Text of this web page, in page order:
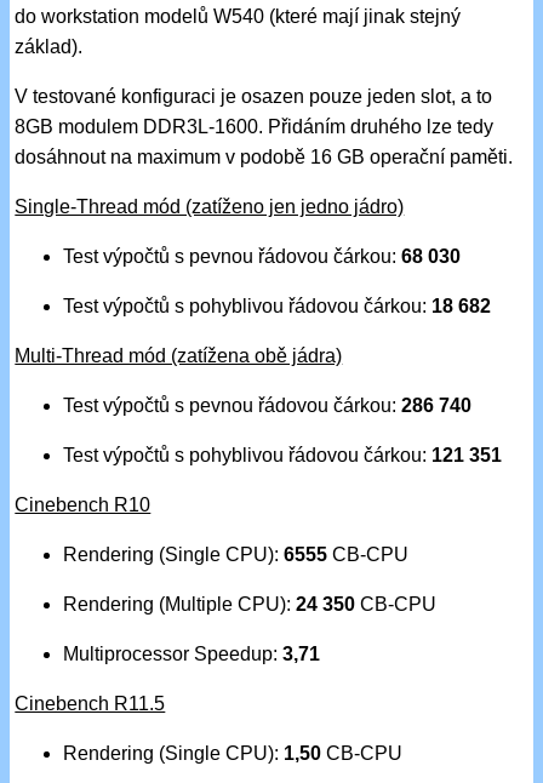
do workstation modelů W540 (které mají jinak stejný
základ).
V testované konfiguraci je osazen pouze jeden slot, a to
8GB modulem DDR3L-1600. Přidáním druhého lze tedy
dosáhnout na maximum v podobě 16 GB operační paměti.
Single-Thread mód (zatíženo jen jedno jádro)
Test výpočtů s pevnou řádovou čárkou:68 030
Test výpočtů s pohyblivou řádovou čárkou: 18 682
Multi-Thread mód (zatížena obě jádra)
Test výpočtů s pevnou řádovou čárkou:286 740
Test výpočtů s pohyblivou řádovou čárkou: 121 351
Cinebench R10
Rendering (Single CPU):6555 CB-CPU
Rendering (Multiple CPU):24 350 CB-CPU
Multiprocessor Speedup:3,71
Cinebench R11.5
Rendering (Single CPU): 1,50 CB-CPU